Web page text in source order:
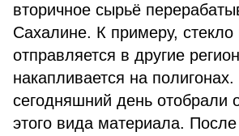
вторичное сырьё
Сахалине. К примеру, стекло
отправляется в другие
накапливается на
сегодняшний день отобрали
этого вида материала.